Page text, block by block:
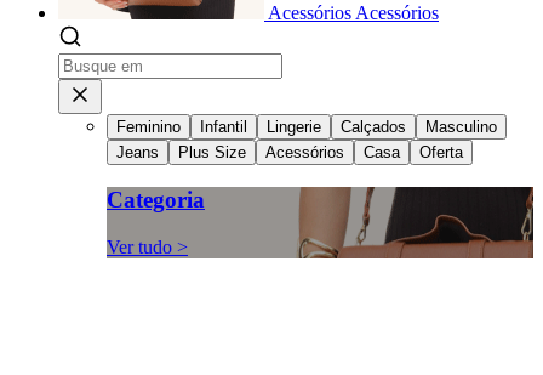
Acessórios Acessórios
Feminino Infantil Lingerie Calçados
Masculino
Jeans
Plus Size Acessórios Casa Oferta
Categoria
Ver tudo >